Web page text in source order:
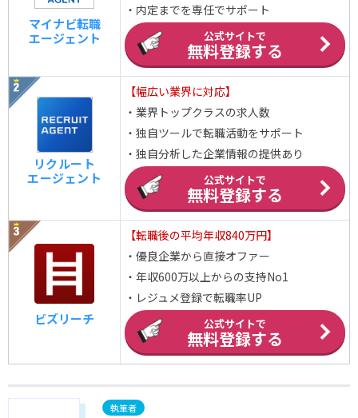
マイナビ転職
エージェント
・内定までを専任でサポート
公式サイトで
無料登録する
リクルート
エージェント
【幅広い業界に対応】
・業界トップクラスの求人数
・独自ツールで転職活動をサポート
・独自分析した企業情報の提供あり
公式サイトで
無料登録する
ビズリーチ
【転職後の平均年収840万円】
・優良企業から直接オファー
・年収600万以上からの支持No1
・レジュメ登録で転職率UP
公式サイトで
無料登録する